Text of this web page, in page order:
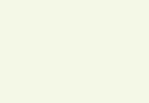
per crear un lloc tan